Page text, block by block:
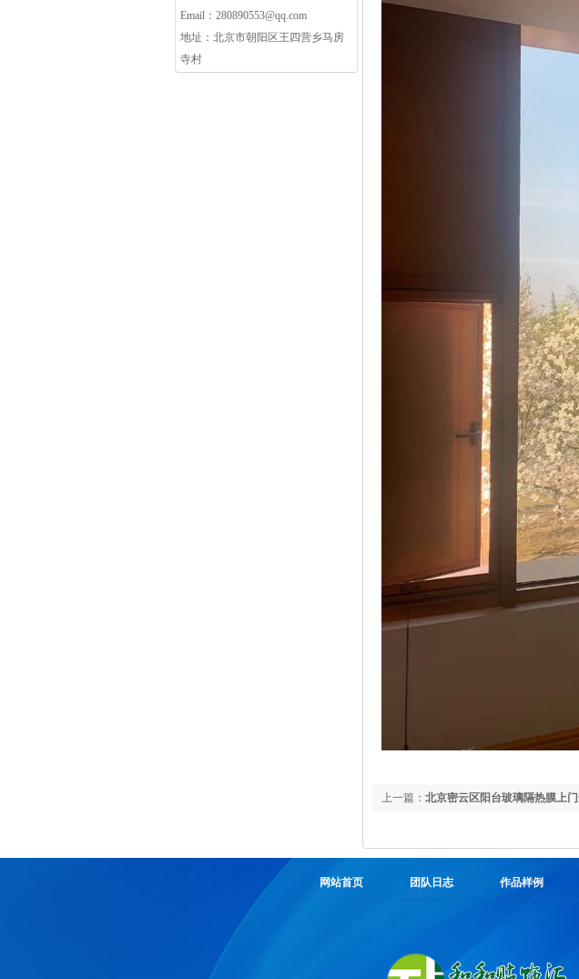
Email：280890553@qq.com
地址：北京市朝阳区王四营乡马房
寺村
上一篇： 北京密云区阳台玻璃隔热膜上
网站首页 团队日志 作品样例